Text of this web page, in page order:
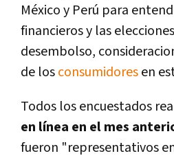
México y Perú para
financieros y las
desembolso,
de losconsumidoresen
Todos los encuestados
en línea en el mes
fueron "representativos